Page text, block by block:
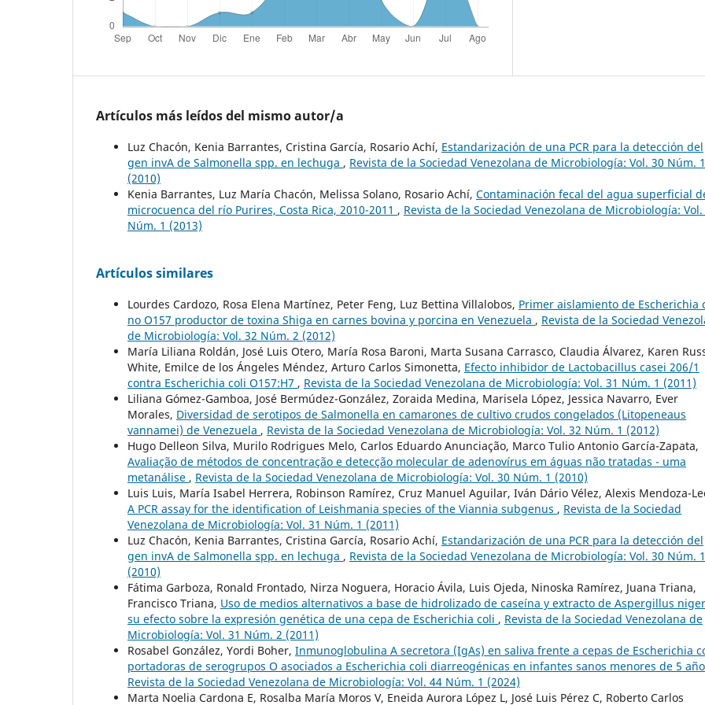
Artículos más leídos del mismo autor/a
Luz Chacón, Kenia Barrantes, Cristina García, Rosario Achí, Estandarización de una PCR para la detección del
gen invA de Salmonella spp. en lechuga , Revista de la Sociedad Venezolana de Microbiología: Vol. 30 Núm. 1
(2010)
Kenia Barrantes, Luz María Chacón, Melissa Solano, Rosario Achí, Contaminación fecal del agua superficial
microcuenca del río Purires, Costa Rica, 2010-2011 , Revista de la Sociedad Venezolana de Microbiología: Vol.
Núm. 1 (2013)
Artículos similares
Lourdes Cardozo, Rosa Elena Martínez, Peter Feng, Luz Bettina Villalobos, Primer aislamiento de Escherichia
no O157 productor de toxina Shiga en carnes bovina y porcina en Venezuela , Revista de la Sociedad
de Microbiología: Vol. 32 Núm. 2 (2012)
María Liliana Roldán, José Luis Otero, María Rosa Baroni, Marta Susana Carrasco, Claudia Álvarez, Karen
White, Emilce de los Ángeles Méndez, Arturo Carlos Simonetta, Efecto inhibidor de Lactobacillus casei 206/1
contra Escherichia coli O157:H7 , Revista de la Sociedad Venezolana de Microbiología: Vol. 31 Núm. 1 (2011)
Liliana Gómez-Gamboa, José Bermúdez-González, Zoraida Medina, Marisela López, Jessica Navarro, Ever
Morales, Diversidad de serotipos de Salmonella en camarones de cultivo crudos congelados (Litopeneaus
vannamei) de Venezuela , Revista de la Sociedad Venezolana de Microbiología: Vol. 32 Núm. 1 (2012)
Hugo Delleon Silva, Murilo Rodrigues Melo, Carlos Eduardo Anunciação, Marco Tulio Antonio García-Zapata,
Avaliação de métodos de concentração e detecção molecular de adenovírus em águas não tratadas - uma
metanálise , Revista de la Sociedad Venezolana de Microbiología: Vol. 30 Núm. 1 (2010)
Luis Luis, María Isabel Herrera, Robinson Ramírez, Cruz Manuel Aguilar, Iván Dário Vélez, Alexis Mendoza-
A PCR assay for the identification of Leishmania species of the Viannia subgenus , Revista de la Sociedad
Venezolana de Microbiología: Vol. 31 Núm. 1 (2011)
Luz Chacón, Kenia Barrantes, Cristina García, Rosario Achí, Estandarización de una PCR para la detección del
gen invA de Salmonella spp. en lechuga , Revista de la Sociedad Venezolana de Microbiología: Vol. 30 Núm. 1
(2010)
Fátima Garboza, Ronald Frontado, Nirza Noguera, Horacio Ávila, Luis Ojeda, Ninoska Ramírez, Juana Triana,
Francisco Triana, Uso de medios alternativos a base de hidrolizado de caseína y extracto de Aspergillus
su efecto sobre la expresión genética de una cepa de Escherichia coli , Revista de la Sociedad Venezolana de
Microbiología: Vol. 31 Núm. 2 (2011)
Rosabel González, Yordi Boher, Inmunoglobulina A secretora (IgAs) en saliva frente a cepas de Escherichia
portadoras de serogrupos O asociados a Escherichia coli diarreogénicas en infantes sanos menores de 5
Revista de la Sociedad Venezolana de Microbiología: Vol. 44 Núm. 1 (2024)
Marta Noelia Cardona E, Rosalba María Moros V, Eneida Aurora López L, José Luis Pérez C, Roberto Carlos